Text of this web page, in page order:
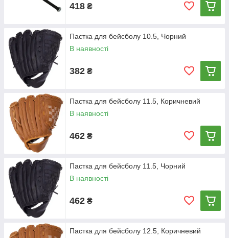
418 ₴
Пастка для бейсболу 10.5, Чорний
В наявності
382 ₴
Пастка для бейсболу 11.5, Коричневий
В наявності
462 ₴
Пастка для бейсболу 11.5, Чорний
В наявності
462 ₴
Пастка для бейсболу 12.5, Коричневий